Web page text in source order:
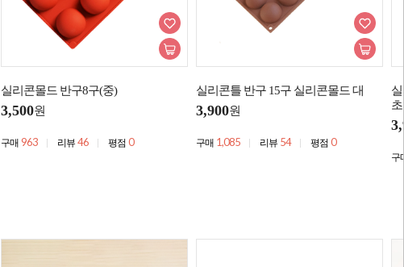
실리콘몰드 반구8구(중)
3,500원
구매 963 리뷰 46 평점 0
실리콘틀 반구 15구 실리콘몰드 대
3,900원
구매 1,085 리뷰 54 평점 0
구